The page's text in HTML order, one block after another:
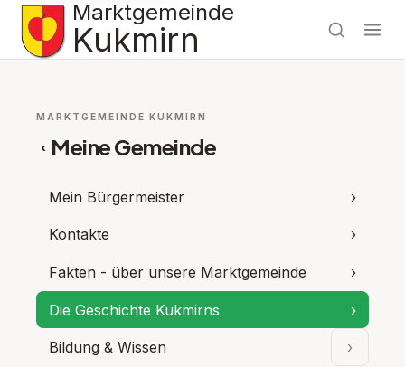
Marktgemeinde
Kukmirn
MARKTGEMEINDE KUKMIRN
‹ Meine Gemeinde
Mein Bürgermeister ›
Kontakte ›
Fakten - über unsere Marktgemeinde ›
Die Geschichte Kukmirns ›
Bildung & Wissen ›